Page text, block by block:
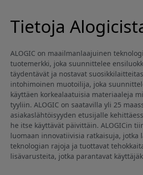
Tietoja
ALOGIC on maailmanlaajuinen
tuotemerkki, joka suunnittelee
täydentävät ja nostavat
intohimoinen muotoilija, joka
käyttäen korkealaatuisia materiaaleja
tyyliin. ALOGIC on saatavilla yli 25
asiakaslähtöisyyden etusijalle
he itse käyttävät päivittäin. ALOGICin
luomaan innovatiivisia ratkaisuja, jotka
teknologian rajoja ja tuottavat
lisävarusteita, jotka parantavat